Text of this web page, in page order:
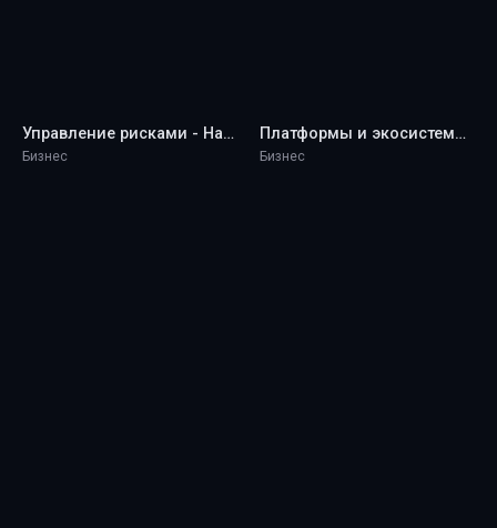
Управление рисками - Harvard Business Review (HBR)
Бизнес
Платформы и экосистемы - Harvard Business Review (HBR)
Бизнес